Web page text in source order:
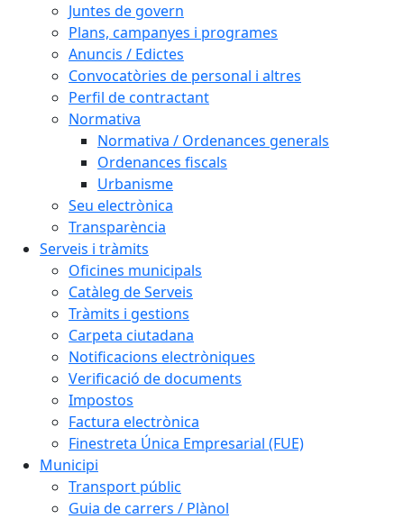
Juntes de govern
Plans, campanyes i programes
Anuncis / Edictes
Convocatòries de personal i altres
Perfil de contractant
Normativa
Normativa / Ordenances generals
Ordenances fiscals
Urbanisme
Seu electrònica
Transparència
Serveis i tràmits
Oficines municipals
Catàleg de Serveis
Tràmits i gestions
Carpeta ciutadana
Notificacions electròniques
Verificació de documents
Impostos
Factura electrònica
Finestreta Única Empresarial (FUE)
Municipi
Transport públic
Guia de carrers / Plànol